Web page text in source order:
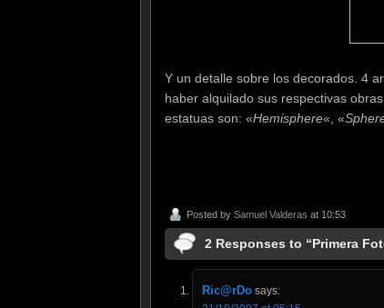
Y un detalle sobre los decorados. 4
haber alquilado sus respectivas
estatuas son: «Hemisphere«, «
Posted by Samuel Valderas at 10:53
2 Responses to “Primera
Ric@rDo says: